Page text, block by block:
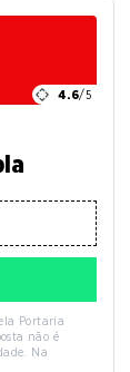
4.6/5
Portaria
não é
Na